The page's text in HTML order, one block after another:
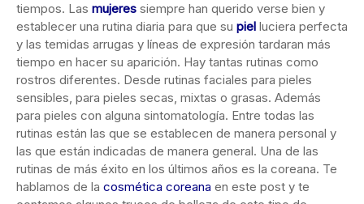
tiempos. Las mujeres siempre han querido verse bien y
establecer una rutina diaria para que su piel luciera perfecta
y las temidas arrugas y líneas de expresión tardaran más
tiempo en hacer su aparición. Hay tantas rutinas como
rostros diferentes. Desde rutinas faciales para pieles
sensibles, para pieles secas, mixtas o grasas. Además
para pieles con alguna sintomatología. Entre todas las
rutinas están las que se establecen de manera personal y
las que están indicadas de manera general. Una de las
rutinas de más éxito en los últimos años es la coreana. Te
hablamos de la cosmética coreana en este post y te